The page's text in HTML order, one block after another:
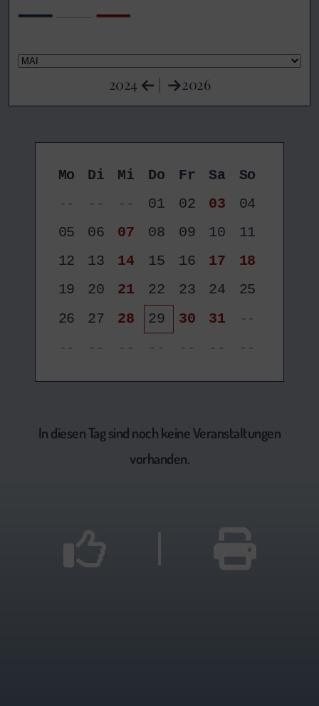
2024 | 2026
Mo Di Mi Do Fr Sa
So
--
-- -- 01 02 03
04
05
06 07 08 09 10
11
12
13 14 15 16 17
18
19
20 21 22 23 24
25
26
27 28 29 30 31
--
--
-- -- -- -- -- --
In diesen Tag sind noch keine Veranstaltungen
vorhanden.
|